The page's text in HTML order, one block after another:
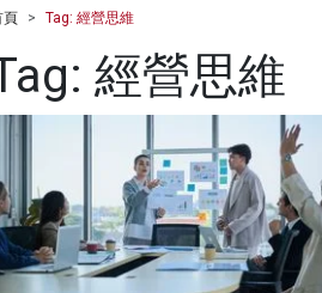
頁 Tag: 經營思維
經營思維